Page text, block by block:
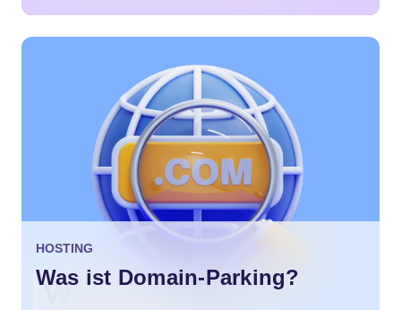
HOSTING
Was ist Domain-Parking?